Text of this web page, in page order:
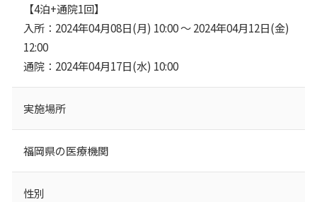
【4泊+通院1回】
入所：2024年04月08日(月) 10:00 ～ 2024年04月12日(金)
12:00
通院：2024年04月17日(水) 10:00
実施場所
福岡県の医療機関
性別